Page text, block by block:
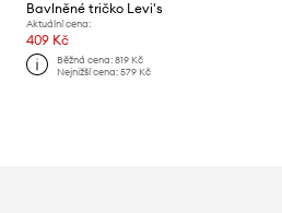
Bavlněné tričko Levi's
Aktuální cena:
409 Kč
Běžná cena:819 Kč
Nejnižší cena:579 Kč